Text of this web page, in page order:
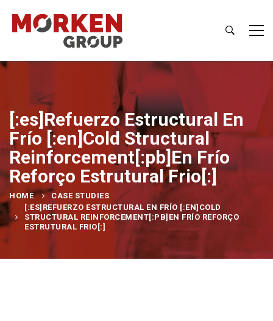
[:es]Refuerzo Estructural En
Frío [:en]Cold Structural
Reinforcement[:pb]En Frío
Reforço Estrutural Frio[:]
HOME
CASE STUDIES
[:ES]REFUERZO ESTRUCTURAL EN FRÍO [:EN]COLD
STRUCTURAL REINFORCEMENT[:PB]EN FRÍO REFORÇO
ESTRUTURAL FRIO[:]